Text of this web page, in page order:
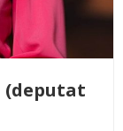
(deputat